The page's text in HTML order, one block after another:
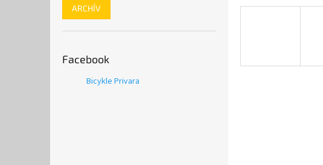
ARCHÍV
Facebook
Bicykle Privara